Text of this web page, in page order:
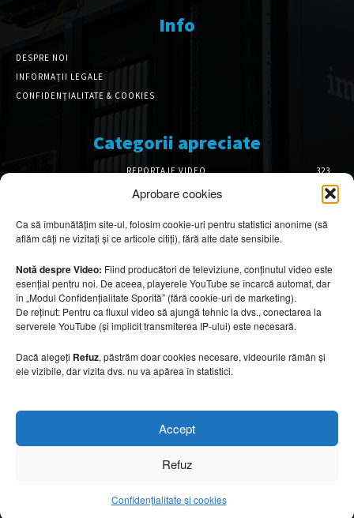
Aprobare cookies
Ca să îmbunătățim site-ul, folosim cookie-uri pentru statistici anonime (să
aflăm câți ne vizitați și ce articole citiți), fără alte date sensibile.
Notă despre Video: Fiind producători de televiziune, conținutul video este
esențial pentru noi. De aceea, playerele YouTube se încarcă automat, dar
în „Modul Confidențialitate Sporită” (fără cookie-uri de marketing).
De reținut: Pentru ca fluxul video să ajungă tehnic la dvs., conectarea la
serverele YouTube (și implicit transmiterea IP-ului) este necesară.
Dacă alegeți Refuz, păstrăm doar cookies necesare, videourile rămân și
ele vizibile, dar vizita dvs. nu va apărea în statistici.
Accept
Refuz
Confidențialitate și cookies
Info
DESPRE NOI
INFORMAȚII LEGALE
CONFIDENȚIALITATE & COOKIES
Categorii apreciate
REPORTAJE VIDEO
323
AMENAJĂRI INTERIOARE
126
DESIGN INTERIOR
64
ARHITECTURĂ & DESIGN
OPINII & ANALIZE
43
Articole recomandate
Cele mai impresionante cabane moderne
7 august 2026
Ouse Valley Viaduct, construcția care
7 august 2026